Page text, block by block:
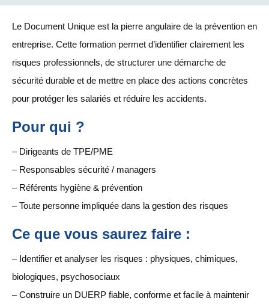
Le Document Unique est la pierre angulaire de la prévention en
entreprise. Cette formation permet d’identifier clairement les
risques professionnels, de structurer une démarche de
sécurité durable et de mettre en place des actions concrètes
pour protéger les salariés et réduire les accidents.
Pour qui ?
– Dirigeants de TPE/PME
– Responsables sécurité / managers
– Référents hygiène & prévention
– Toute personne impliquée dans la gestion des risques
Ce que vous saurez faire :
– Identifier et analyser les risques : physiques, chimiques,
biologiques, psychosociaux
– Construire un DUERP fiable, conforme et facile à maintenir